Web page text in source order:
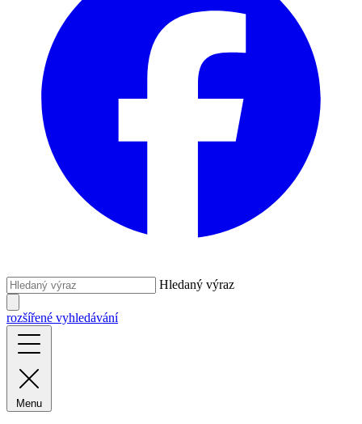
Hledaný výraz
rozšířené vyhledávání
Menu